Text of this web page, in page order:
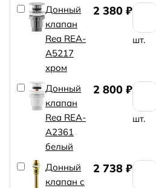
Донный
клапан
Rea REA-
A5217
хром
2 380 ₽
шт.
Донный
клапан
Rea REA-
A2361
белый
2 800 ₽
шт.
Донный
клапан с
2 738 ₽